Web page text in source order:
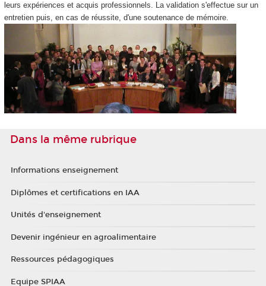
leurs expériences et acquis professionnels. La validation s'effectue sur un
entretien puis, en cas de réussite, d'une soutenance de mémoire.
Dans la même rubrique
Informations enseignement
Diplômes et certifications en IAA
Unités d'enseignement
Devenir ingénieur en agroalimentaire
Ressources pédagogiques
Equipe SPIAA